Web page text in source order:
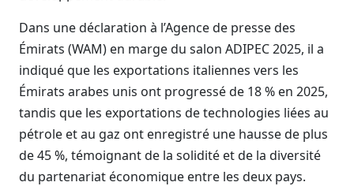
Dans une déclaration à l’Agence de presse des
Émirats (WAM) en marge du salon ADIPEC 2025, il a
indiqué que les exportations italiennes vers les
Émirats arabes unis ont progressé de 18 % en 2025,
tandis que les exportations de technologies liées au
pétrole et au gaz ont enregistré une hausse de plus
de 45 %, témoignant de la solidité et de la diversité
du partenariat économique entre les deux pays.